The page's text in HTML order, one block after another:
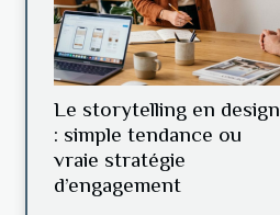
Le storytelling en design
: simple tendance ou
vraie stratégie
d’engagement